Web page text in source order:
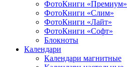
ФотоКниги «Премиум»
ФотоКниги «Слим»
ФотоКниги «Лайт»
ФотоКниги «Софт»
Блокноты
Календари
Календари магнитные